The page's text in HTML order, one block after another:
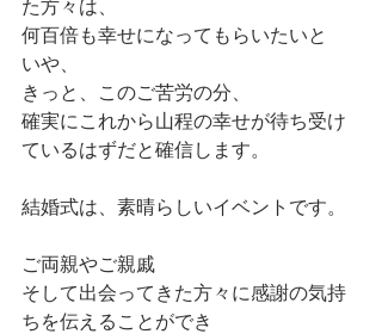
た方々は、
何百倍も幸せになってもらいたいと
いや、
きっと、このご苦労の分、
確実にこれから山程の幸せが待ち受け
ているはずだと確信します。
結婚式は、素晴らしいイベントです。
ご両親やご親戚
そして出会ってきた方々に感謝の気持
ちを伝えることができ